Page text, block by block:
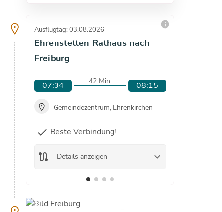
Ausflugtag: 03.08.2026
Ehrenstetten Rathaus nach
Freiburg
07:34 42 Min. 08:15
Gemeindezentrum, Ehrenkirchen
check Beste Verbindung!
route Details anzeigen keyboard_arrow_down
info
copyright